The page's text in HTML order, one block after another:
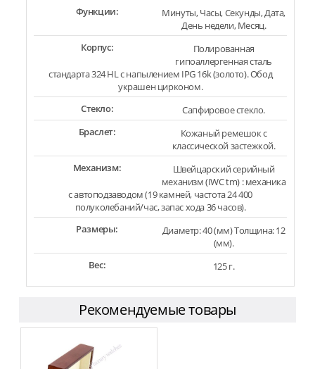
Функции:
Минуты, Часы, Секунды, Дата,
День недели, Месяц.
Корпус:
Полированная
гипоаллергенная сталь
стандарта 324 HL с напылением IPG 16k (золото). Обод
украшен цирконом.
Стекло:
Сапфировое стекло.
Браслет:
Кожаный ремешок с
классической застежкой.
Механизм:
Швейцарский серийный
механизм (IWC tm) : механика
с автоподзаводом (19 камней, частота 24 400
полуколебаний/час, запас хода 36 часов).
Размеры:
Диаметр: 40 (мм) Толщина: 12
(мм).
Вес:
125 г.
Рекомендуемые товары